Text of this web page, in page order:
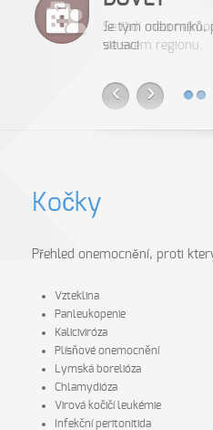
Je tým odborníků,
situaci
Se řadí mezi
ve svém regionu.
›
‹
Kočky
Přehled onemocnění, proti
Vzteklina
Panleukopenie
Kaliciviróza
Plísňové onemocnění
Lymská borelióza
Chlamydióza
Virová kočičí leukémie
Infekční peritonitida